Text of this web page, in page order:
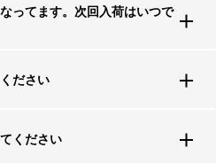
ってます。次回入荷はいつで
ださい
ください